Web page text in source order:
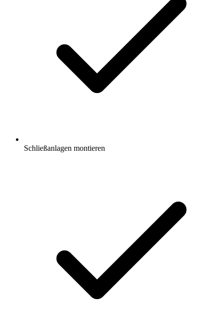
Schließanlagen montieren